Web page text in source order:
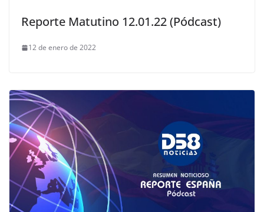
Reporte Matutino 12.01.22 (Pódcast)
12 de enero de 2022